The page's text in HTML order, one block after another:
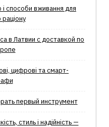
способи вживання для
в Латвии с доставкой по
цифрові та смарт-
первый инструмент
стиль і надійність —